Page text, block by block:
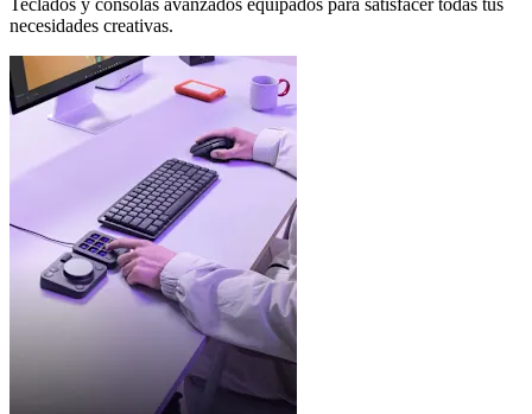
Teclados y consolas avanzados equipados para satisfacer todas tus
necesidades creativas.